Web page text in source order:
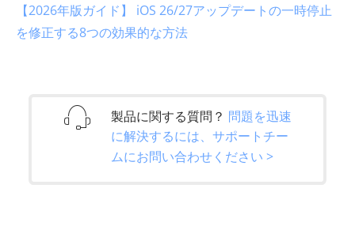
【2026年版ガイド】 iOS 26/27アップデートの一時停止
を修正する8つの効果的な方法
製品に関する質問？ 問題を迅速
に解決するには、サポートチー
ムにお問い合わせください >